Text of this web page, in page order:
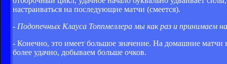
настраиваться на последующие матчи (смеется).
- Подопечных Клауса Топпмеллера мы как раз и принимаем
- Конечно, это имеет большое значение. На домашние
более удачно, добываем больше очков.